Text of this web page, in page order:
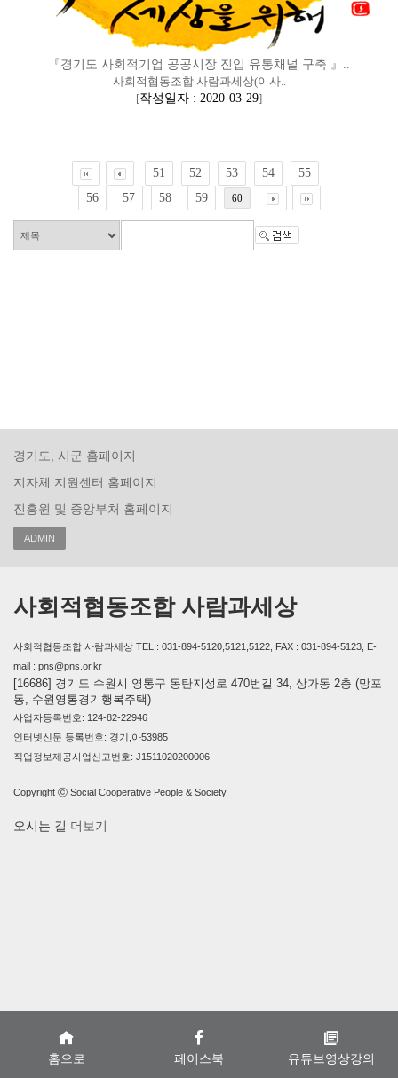
『경기도 사회적기업 공공시장 진입 유통채널 구축 』..
사회적협동조합 사람과세상(이사..
[작성일자 : 2020-03-29]
51 52 53 54
55
56
57 58 59 60
홈으로 페이스북 유튜브영상강의
경기도, 시군 홈페이지
지자체 지원센터 홈페이지
진흥원 및 중앙부처 홈페이지
ADMIN
사회적협동조합 사람과세상
사회적협동조합 사람과세상 TEL : 031-894-5120,5121,5122, FAX : 031-894-5123, E-
mail : pns@pns.or.kr
[16686] 경기도 수원시 영통구 동탄지성로 470번길 34, 상가동 2층 (망포
동, 수원영통경기행복주택)
사업자등록번호: 124-82-22946
인터넷신문 등록번호: 경기,아53985
직업정보제공사업신고번호: J1511020200006
Copyright ⓒ Social Cooperative People & Society.
오시는 길 더보기